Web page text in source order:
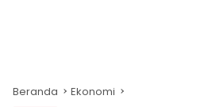
Beranda Ekonomi